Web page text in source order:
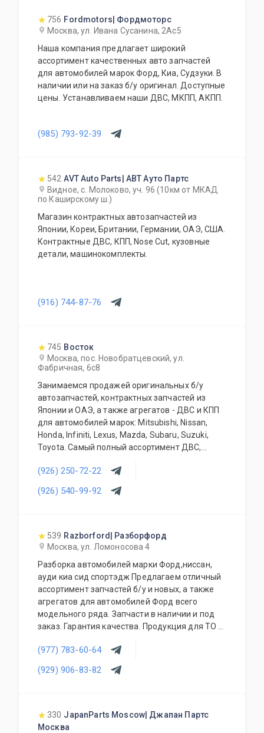
756 Fordmotors| Фордмоторс
Москва, ул. Ивана Сусанина, 2Ас5
Наша компания предлагает широкий
ассортимент качественных авто запчастей
для автомобилей марок Форд, Киа, Судзуки. В
наличии или на заказ б/у оригинал. Доступные
цены. Устанавливаем наши ДВС, МКПП, АКПП.
(985) 793-92-39
542 AVT Auto Parts| АВТ Ауто Партс
Видное, с. Молоково, уч. 96 (10км от МКАД
по Каширскому ш.)
Магазин контрактных автозапчастей из
Японии, Кореи, Британии, Германии, ОАЭ, США.
Контрактные ДВС, КПП, Nose Cut, кузовные
детали, машинокомплекты.
(916) 744-87-76
745 Восток
Москва, пос. Новобратцевский, ул.
Фабричная, 6с8
Занимаемся продажей оригинальных б/у
автозапчастей, контрактных запчастей из
Японии и ОАЭ, а также агрегатов - ДВС и КПП
для автомобилей марок: Mitsubishi, Nissan,
Honda, Infiniti, Lexus, Mazda, Subaru, Suzuki,
Toyota. Самый полный ассортимент ДВС,
прочего. Предоставляется гарантия качества
на всю продукцию. Приемлемые цены и
система скидок для постоянных и оптовых
(926) 250-72-22
(926) 540-99-92
539 Razborford| Разборфорд
Москва, ул. Ломоносова 4
Разборка автомобилей марки Форд,ниссан,
ауди киа сид спортэдж Предлагаем отличный
ассортимент запчастей б/у и новых, а также
агрегатов для автомобилей Форд всего
модельного ряда. Запчасти в наличии и под
заказ. Гарантия качества. Продукция для ТО и
автомобилей. Доступные цены. Работа с
региональными клиентами. Приезжайте к нам
- квалифицированные специалисты помогут с
(977) 783-60-64
(929) 906-83-82
330 JapanParts Moscow| Джапан Партс
Москва